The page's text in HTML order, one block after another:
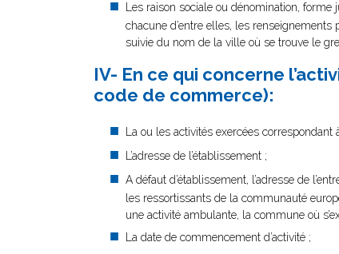
Les raison sociale ou dénomination,
chacune d’entre elles, les renseignements
suivie du nom de la ville où se trouve le
IV- En ce qui concerne
code de commerce):
La ou les activités exercées
L’adresse de l’établissement ;
A défaut d’établissement, l’adresse de
les ressortissants de la communauté
une activité ambulante, la commune où
La date de commencement d’activité ;